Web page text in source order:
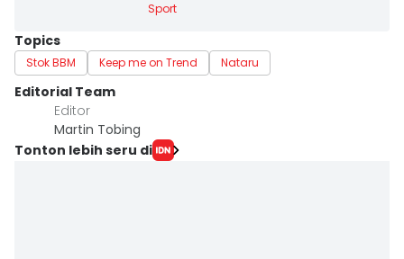
Sport
Topics
Stok BBM Keep me on Trend Nataru
Editorial Team
Editor
Martin Tobing
Tonton lebih seru di